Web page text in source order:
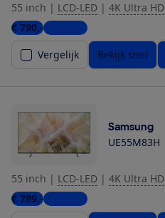
55 inch | LCD-LED | 4K Ultra HD
€ 790,-2 winkels
Vergelijk
Bekijk snel
Samsung
UE55M83H
55 inch | LCD-LED | 4K Ultra HD
€ 799,-3 winkels